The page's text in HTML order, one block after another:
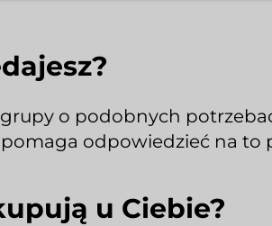
o podobnych
pomaga odpowiedzieć na to
u Ciebie?